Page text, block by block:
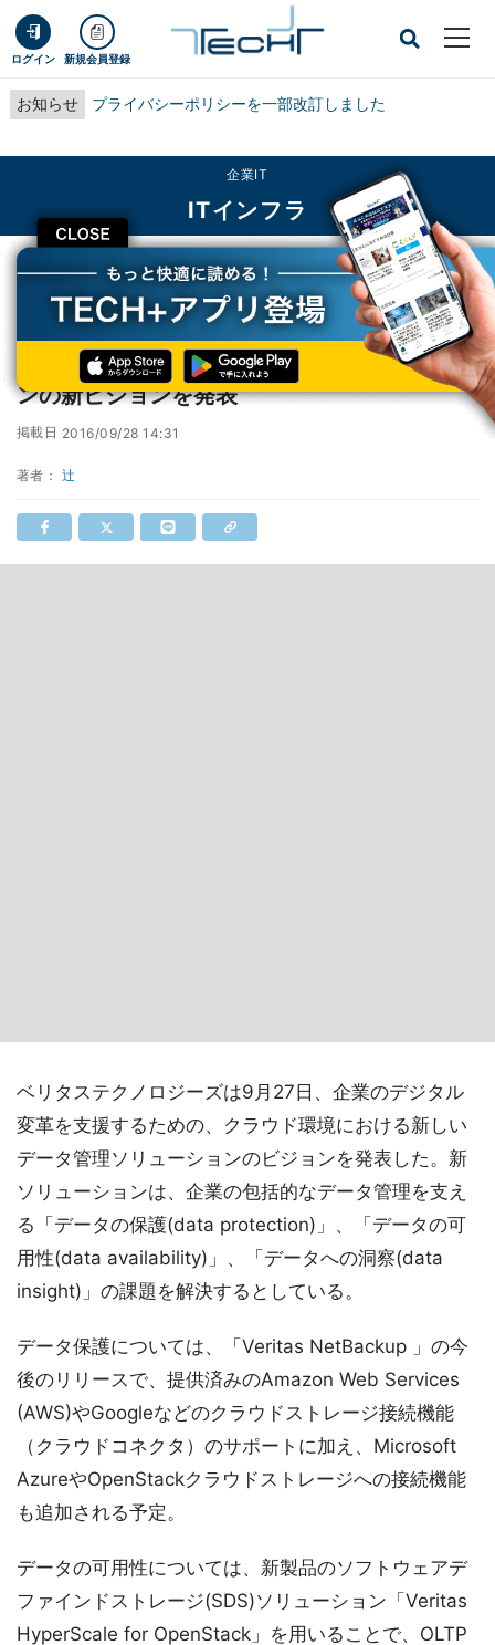
ログイン 新規会員登録
お知らせ プライバシーポリシーを一部改訂しました
CLOSE
企業IT
ITインフラ
TECH+ 企業IT
ITインフラ
ベリタス、クラウドデータ管理ソリューションの新ビジョンを発表
ベリタス、クラウドデータ管理ソリューショ
ンの新ビジョンを発表
掲載日 2016/09/28 14:31
著者： 辻
ベリタステクノロジーズは9月27日、企業のデジタル
変革を支援するための、クラウド環境における新しい
データ管理ソリューションのビジョンを発表した。新
ソリューションは、企業の包括的なデータ管理を支え
る「データの保護(data protection)」、「データの可
用性(data availability)」、「データへの洞察(data
insight)」の課題を解決するとしている。
データ保護については、「Veritas NetBackup 」の今
後のリリースで、提供済みのAmazon Web Services
(AWS)やGoogleなどのクラウドストレージ接続機能
（クラウドコネクタ）のサポートに加え、Microsoft
AzureやOpenStackクラウドストレージへの接続機能
も追加される予定。
データの可用性については、新製品のソフトウェアデ
ファインドストレージ(SDS)ソリューション「Veritas
HyperScale for OpenStack」を用いることで、OLTP